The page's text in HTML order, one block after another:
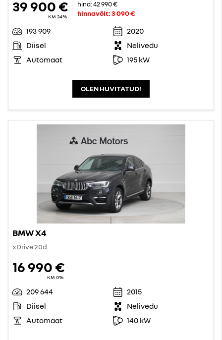
39 900 €
KM 24%
hind:42 990 €
hinnavõit:3 090 €
193 909
2020
Diisel
Nelivedu
Automaat
195 kW
OLEN HUVITATUD!
BMW X4
xDrive 20d
16 990 €
KM 0%
209 644
2015
Diisel
Nelivedu
Automaat
140 kW